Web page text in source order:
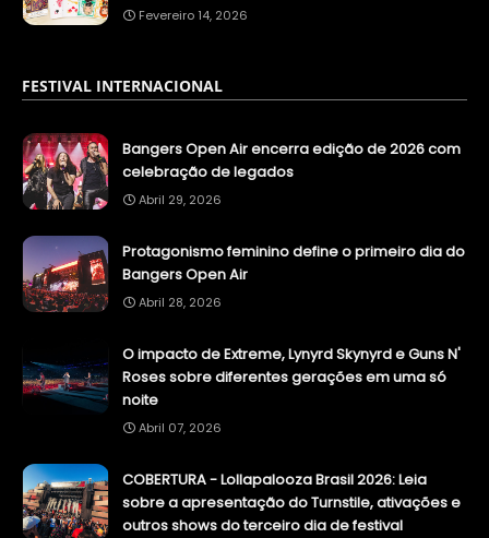
Fevereiro 14, 2026
FESTIVAL INTERNACIONAL
Bangers Open Air encerra edição de 2026 com
celebração de legados
Abril 29, 2026
Protagonismo feminino define o primeiro dia do
Bangers Open Air
Abril 28, 2026
O impacto de Extreme, Lynyrd Skynyrd e Guns N'
Roses sobre diferentes gerações em uma só
noite
Abril 07, 2026
COBERTURA - Lollapalooza Brasil 2026: Leia
sobre a apresentação do Turnstile, ativações e
outros shows do terceiro dia de festival